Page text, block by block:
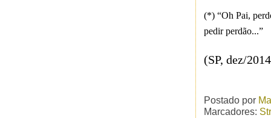
(*) “Oh Pai,
pedir perdão...”
(SP, dez/
Postado por
Marcadores: